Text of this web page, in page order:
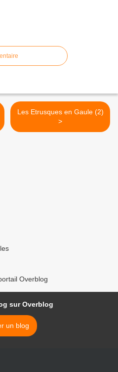
Les Etrusques en Gaule (2)
>
Overblog
sur Overblog
un blog